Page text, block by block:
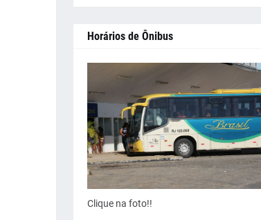
Horários de Ônibus
Clique na foto!!